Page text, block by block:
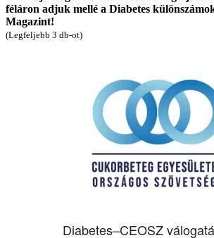
féláron adjuk mellé a Diabetes
Magazint!
(Legfeljebb 3 db-ot)